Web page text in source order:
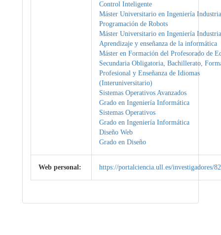
Control Inteligente
Máster Universitario en Ingeniería
Programación de Robots
Máster Universitario en Ingeniería
Aprendizaje y enseñanza de la informática
Máster en Formación del Profesorado de
Secundaria Obligatoria, Bachillerato,
Profesional y Enseñanza de Idiomas
(Interuniversitario)
Sistemas Operativos Avanzados
Grado en Ingeniería Informática
Sistemas Operativos
Grado en Ingeniería Informática
Diseño Web
Grado en Diseño
Web personal: https://portalciencia.ull.es/investigadores/